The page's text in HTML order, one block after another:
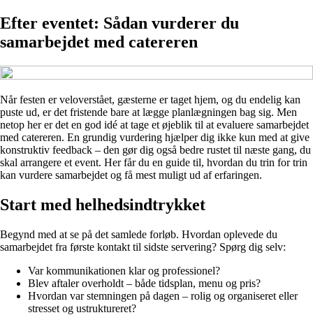
Efter eventet: Sådan vurderer du
samarbejdet med catereren
Når festen er veloverstået, gæsterne er taget hjem, og du endelig kan
puste ud, er det fristende bare at lægge planlægningen bag sig. Men
netop her er det en god idé at tage et øjeblik til at evaluere samarbejdet
med catereren. En grundig vurdering hjælper dig ikke kun med at give
konstruktiv feedback – den gør dig også bedre rustet til næste gang, du
skal arrangere et event. Her får du en guide til, hvordan du trin for trin
kan vurdere samarbejdet og få mest muligt ud af erfaringen.
Start med helhedsindtrykket
Begynd med at se på det samlede forløb. Hvordan oplevede du
samarbejdet fra første kontakt til sidste servering? Spørg dig selv:
Var kommunikationen klar og professionel?
Blev aftaler overholdt – både tidsplan, menu og pris?
Hvordan var stemningen på dagen – rolig og organiseret eller
stresset og ustruktureret?